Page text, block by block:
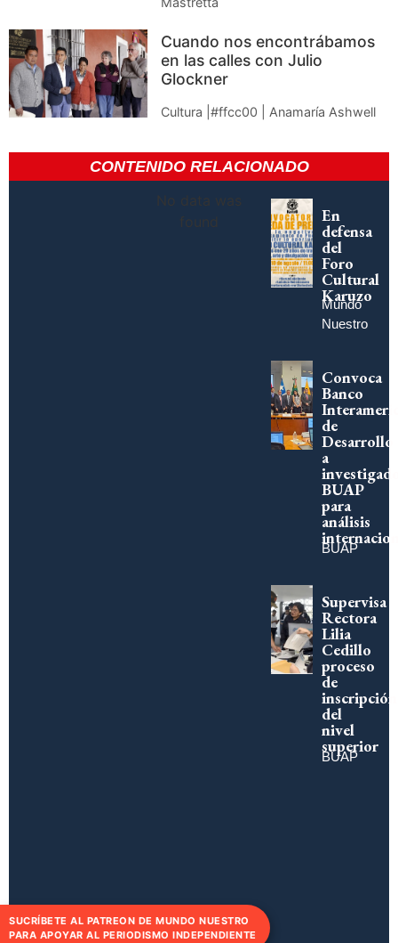
Cuando nos encontrábamos
en las calles con Julio
Glockner
Cultura |#ffcc00 | Anamaría Ashwell
CONTENIDO RELACIONADO
No data was
found
En
defensa
del
Foro
Cultural
Karuzo
Mundo
Nuestro
Convoca
Banco
de
Desarrollo
a
BUAP
para
análisis
BUAP
Supervisa
Rectora
Lilia
Cedillo
proceso
de
inscripción
del
nivel
superior
BUAP
SUCRÍBETE AL PATREON DE MUNDO NUESTRO
PARA APOYAR AL PERIODISMO INDEPENDIENTE